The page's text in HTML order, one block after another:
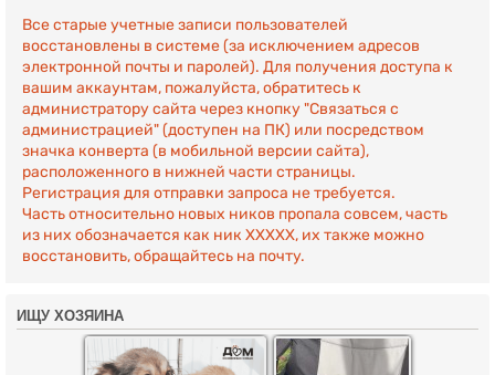
Все старые учетные записи пользователей
восстановлены в системе (за исключением адресов
электронной почты и паролей). Для получения доступа к
вашим аккаунтам, пожалуйста, обратитесь к
администратору сайта через кнопку "Связаться с
администрацией" (доступен на ПК) или посредством
значка конверта (в мобильной версии сайта),
расположенного в нижней части страницы.
Регистрация для отправки запроса не требуется.
Часть относительно новых ников пропала совсем, часть
из них обозначается как ник ХХХХХ, их также можно
восстановить, обращайтесь на почту.
ИЩУ ХОЗЯИНА